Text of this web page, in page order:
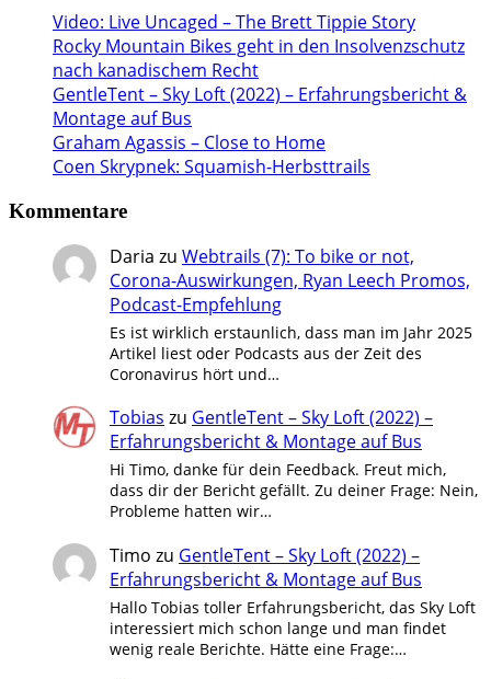
Video: Live Uncaged – The Brett Tippie Story
Rocky Mountain Bikes geht in den Insolvenzschutz
nach kanadischem Recht
GentleTent – Sky Loft (2022) – Erfahrungsbericht &
Montage auf Bus
Graham Agassis – Close to Home
Coen Skrypnek: Squamish-Herbsttrails
Kommentare
Daria zu Webtrails (7): To bike or not,
Corona-Auswirkungen, Ryan Leech Promos,
Podcast-Empfehlung
Es ist wirklich erstaunlich, dass man im Jahr 2025
Artikel liest oder Podcasts aus der Zeit des
Coronavirus hört und…
Tobias zu GentleTent – Sky Loft (2022) –
Erfahrungsbericht & Montage auf Bus
Hi Timo, danke für dein Feedback. Freut mich,
dass dir der Bericht gefällt. Zu deiner Frage: Nein,
Probleme hatten wir…
Timo zu GentleTent – Sky Loft (2022) –
Erfahrungsbericht & Montage auf Bus
Hallo Tobias toller Erfahrungsbericht, das Sky Loft
interessiert mich schon lange und man findet
wenig reale Berichte. Hätte eine Frage:…